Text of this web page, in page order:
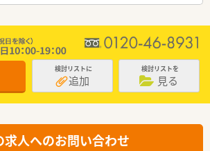
検討リストに
追加
検討リストを
見る
求人へのお問い合わせ